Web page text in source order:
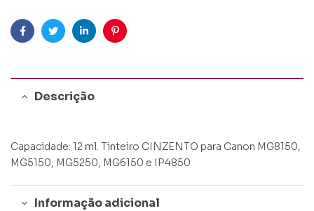
FacebookTwitterLinkedinPinterest
Descrição
Capacidade: 12 ml. Tinteiro CINZENTO para Canon MG8150,
MG5150, MG5250, MG6150 e IP4850
Informação adicional